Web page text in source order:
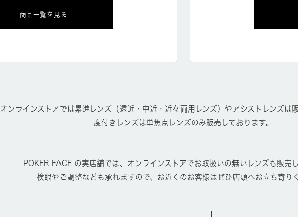
商品一覧を見る
オンラインストアでは累進レンズ（遠近・中近・近々両用レンズ）やアシストレンズは
度付きレンズは単焦点レンズのみ販売しております。
POKER FACE の実店舗では、オンラインストアでお取扱いの無いレンズも販売し
検眼やご調整なども承れますので、お近くのお客様はぜひ店頭へお立ち寄り